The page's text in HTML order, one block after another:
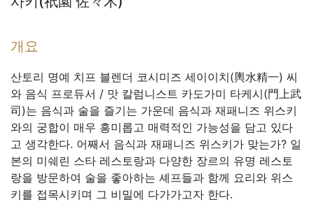
개요
산토리 명예 치프 블렌더 코시미즈 세이이치(輿水精一) 씨
와 음식 프로듀서 / 맛 칼럼니스트 카도가미 타케시(門上武
司)는 음식과 술을 즐기는 가운데 음식과 재패니즈 위스키
와의 궁합이 매우 흥미롭고 매력적인 가능성을 담고 있다
고 생각한다. 어째서 음식과 재패니즈 위스키가 맞는가? 일
본의 미쉐린 스타 레스토랑과 다양한 장르의 유명 레스토
랑을 방문하여 술을 좋아하는 셰프들과 함께 요리와 위스
키를 접목시키며 그 비밀에 다가가고자 한다.